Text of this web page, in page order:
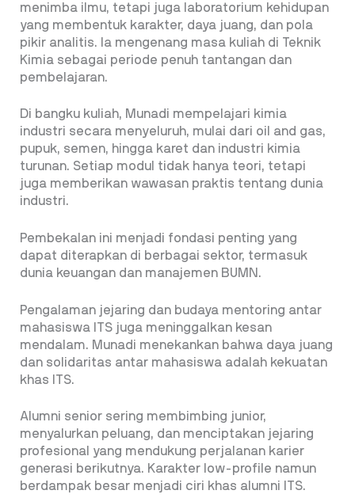
menimba ilmu, tetapi juga laboratorium kehidupan
yang membentuk karakter, daya juang, dan pola
pikir analitis. Ia mengenang masa kuliah di Teknik
Kimia sebagai periode penuh tantangan dan
pembelajaran.
Di bangku kuliah, Munadi mempelajari kimia
industri secara menyeluruh, mulai dari oil and gas,
pupuk, semen, hingga karet dan industri kimia
turunan. Setiap modul tidak hanya teori, tetapi
juga memberikan wawasan praktis tentang dunia
industri.
Pembekalan ini menjadi fondasi penting yang
dapat diterapkan di berbagai sektor, termasuk
dunia keuangan dan manajemen BUMN.
Pengalaman jejaring dan budaya mentoring antar
mahasiswa ITS juga meninggalkan kesan
mendalam. Munadi menekankan bahwa daya juang
dan solidaritas antar mahasiswa adalah kekuatan
khas ITS.
Alumni senior sering membimbing junior,
menyalurkan peluang, dan menciptakan jejaring
profesional yang mendukung perjalanan karier
generasi berikutnya. Karakter low-profile namun
berdampak besar menjadi ciri khas alumni ITS.